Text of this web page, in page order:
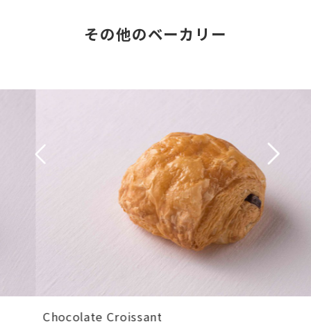
その他のベーカリー
Chocolate Croissant